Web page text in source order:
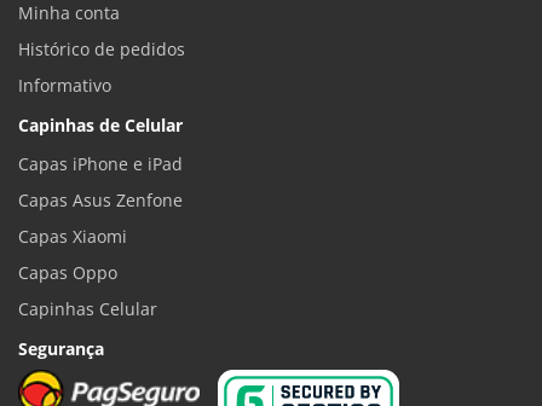
Minha conta
Histórico de pedidos
Informativo
Capinhas de Celular
Capas iPhone e iPad
Capas Asus Zenfone
Capas Xiaomi
Capas Oppo
Capinhas Celular
Segurança